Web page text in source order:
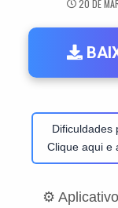
20 DE
Dificuldades
Clique aqui e
⚙️